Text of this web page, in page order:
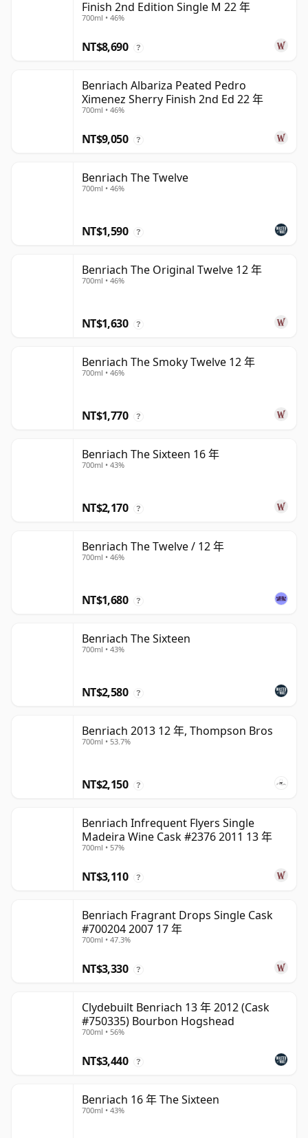
Finish 2nd Edition Single M 22 年
700ml • 46%
NT$8,690 ?
Benriach Albariza Peated Pedro
Ximenez Sherry Finish 2nd Ed 22 年
700ml • 46%
NT$9,050 ?
Benriach The Twelve
700ml • 46%
NT$1,590 ?
Benriach The Original Twelve 12 年
700ml • 46%
NT$1,630 ?
Benriach The Smoky Twelve 12 年
700ml • 46%
NT$1,770 ?
Benriach The Sixteen 16 年
700ml • 43%
NT$2,170 ?
Benriach The Twelve / 12 年
700ml • 46%
NT$1,680 ?
Benriach The Sixteen
700ml • 43%
NT$2,580 ?
Benriach 2013 12 年, Thompson Bros
700ml • 53.7%
NT$2,150 ?
Benriach Infrequent Flyers Single
Madeira Wine Cask #2376 2011 13 年
700ml • 57%
NT$3,110 ?
Benriach Fragrant Drops Single Cask
#700204 2007 17 年
700ml • 47.3%
NT$3,330 ?
Clydebuilt Benriach 13 年 2012 (Cask
#750335) Bourbon Hogshead
700ml • 56%
NT$3,440 ?
Benriach 16 年 The Sixteen
700ml • 43%